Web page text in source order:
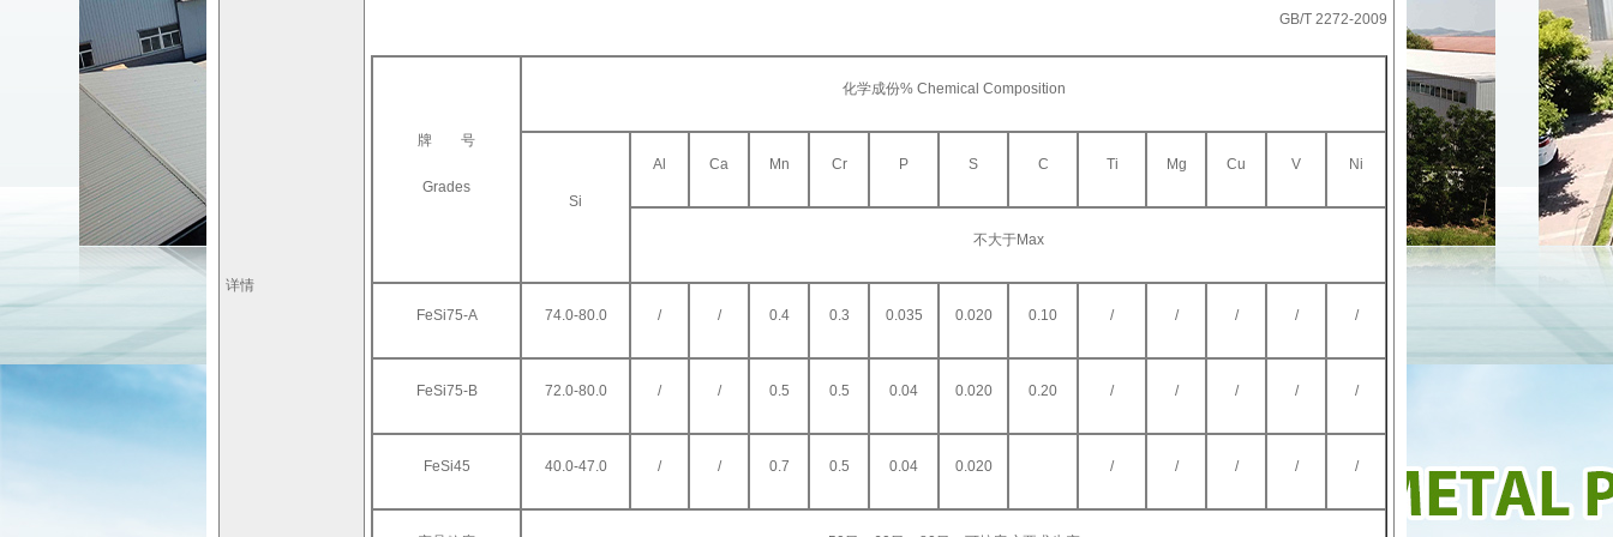
详情
GB/T 2272-2009
牌 号
Grades
化学成份% Chemical Composition
Si
Al Ca Mn Cr P S C Ti Mg Cu V Ni
不大于Max
FeSi75-A 74.0-80.0 / / 0.4 0.3 0.035 0.020 0.10 / / / / /
FeSi75-B 72.0-80.0 / / 0.5 0.5 0.04 0.020 0.20 / / / / /
FeSi45 40.0-47.0 / / 0.7 0.5 0.04 0.020 / / / / /